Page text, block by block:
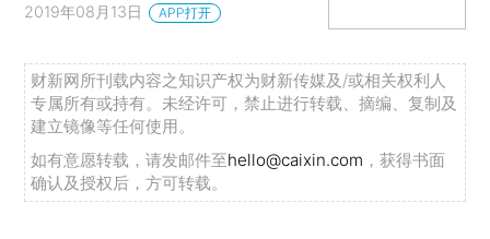
2019年08月13日 APP打开
财新网所刊载内容之知识产权为财新传媒及/或相关权利人
专属所有或持有。未经许可，禁止进行转载、摘编、复制及
建立镜像等任何使用。
如有意愿转载，请发邮件至hello@caixin.com ，获得书面
确认及授权后，方可转载。